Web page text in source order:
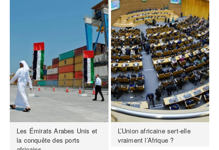
Les Émirats Arabes Unis et
la conquête des ports
L’Union africaine sert-elle
vraiment l’Afrique ?